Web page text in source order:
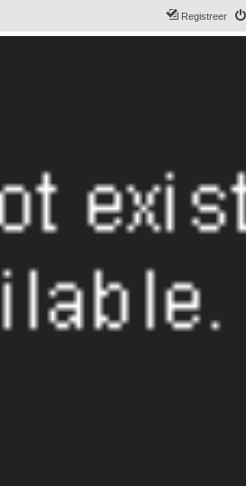
Registreer